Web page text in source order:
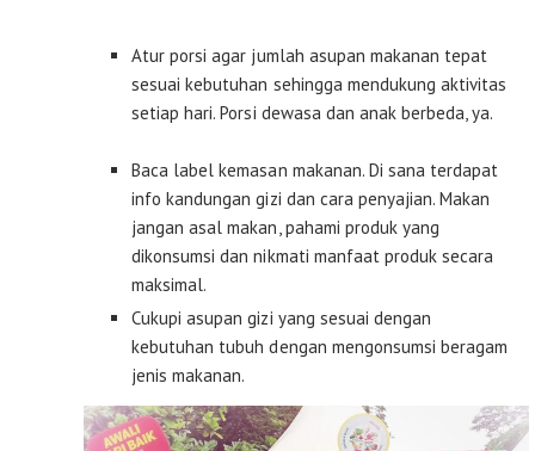
Atur porsi agar jumlah asupan makanan tepat
sesuai kebutuhan sehingga mendukung aktivitas
setiap hari. Porsi dewasa dan anak berbeda, ya.
Baca label kemasan makanan. Di sana terdapat
info kandungan gizi dan cara penyajian. Makan
jangan asal makan, pahami produk yang
dikonsumsi dan nikmati manfaat produk secara
maksimal.
Cukupi asupan gizi yang sesuai dengan
kebutuhan tubuh dengan mengonsumsi beragam
jenis makanan.